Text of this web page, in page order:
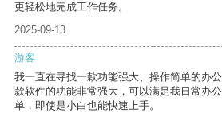
更轻松地完成工作任务。
2025-09-13
游客
我一直在寻找一款功能强大、操作简单的办
款软件的功能非常强大，可以满足我日常办
单，即使是小白也能快速上手。